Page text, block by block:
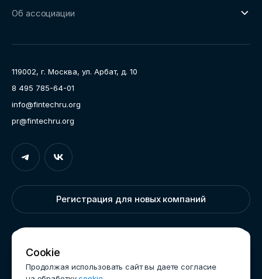
Рабочие группы
Направления работы
Об ассоциации
Карьера
Контакты
Документы
119002, г. Москва, ул. Арбат, д. 10
8 495 785-64-01
info@fintechru.org
pr@fintechru.org
Регистрация для новых компаний
Cookie
Продолжая использовать сайт вы даете согласие
Вход
Укажите вашу корпоративную почту. На неё мы вышлем
ссылку для входа